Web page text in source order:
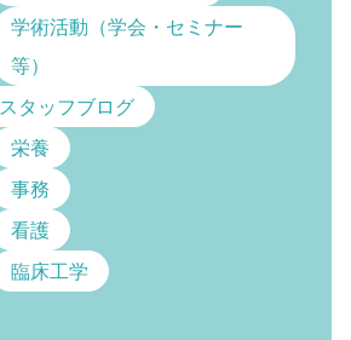
学術活動（学会・セミナー
等）
スタッフブログ
栄養
事務
看護
臨床工学